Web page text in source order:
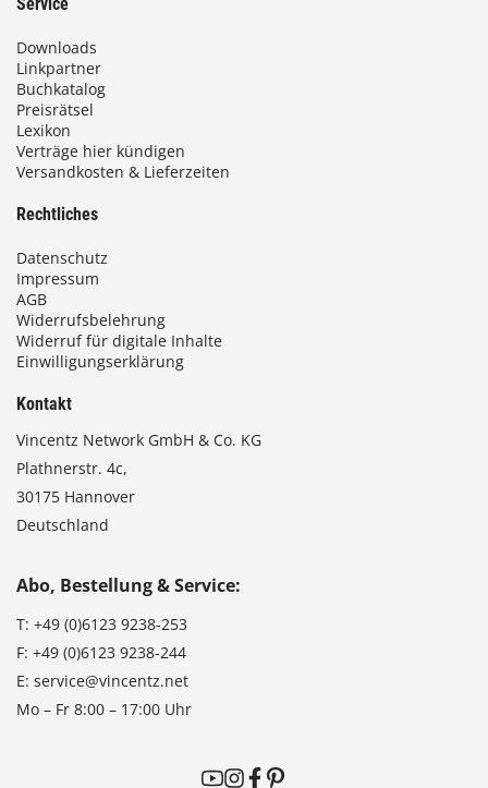
Downloads
Linkpartner
Buchkatalog
Preisrätsel
Lexikon
Verträge hier kündigen
Versandkosten & Lieferzeiten
Rechtliches
Datenschutz
Impressum
AGB
Widerrufsbelehrung
Widerruf für digitale Inhalte
Einwilligungserklärung
Kontakt
Vincentz Network GmbH & Co. KG
Plathnerstr. 4c,
30175 Hannover
Deutschland
Abo, Bestellung & Service:
T: +49 (0)6123 9238-253
F: +49 (0)6123 9238-244
E: service@vincentz.net
Mo – Fr 8:00 – 17:00 Uhr